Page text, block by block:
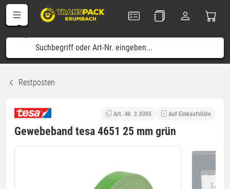
Restposten
Art.-Nr. 2.0305 Auf Einkaufsliste
Gewebeband tesa 4651 25 mm grün